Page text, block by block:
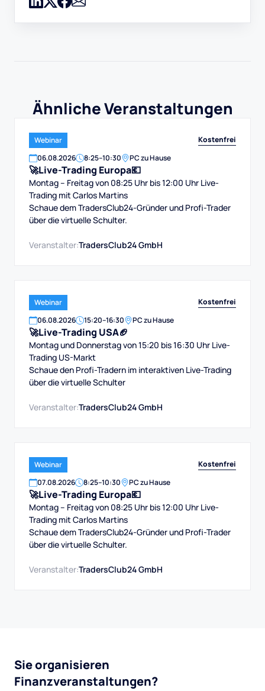
Ähnliche Veranstaltungen
Webinar
Kostenfrei
06.08.2026 8:25–10:30 PC zu Hause
🚀Live-Trading Europa💶
Montag – Freitag von 08:25 Uhr bis 12:00 Uhr Live-
Trading mit Carlos Martins
Schaue dem TradersClub24-Gründer und Profi-Trader
über die virtuelle Schulter.
Veranstalter:TradersClub24 GmbH
Webinar
Kostenfrei
06.08.2026 15:20–16:30 PC zu Hause
🚀Live-Trading USA🏈
Montag und Donnerstag von 15:20 bis 16:30 Uhr Live-
Trading US-Markt
Schaue den Profi-Tradern im interaktiven Live-Trading
über die virtuelle Schulter
Veranstalter:TradersClub24 GmbH
Webinar
Kostenfrei
07.08.2026 8:25–10:30 PC zu Hause
🚀Live-Trading Europa💶
Montag – Freitag von 08:25 Uhr bis 12:00 Uhr Live-
Trading mit Carlos Martins
Schaue dem TradersClub24-Gründer und Profi-Trader
über die virtuelle Schulter.
Veranstalter:TradersClub24 GmbH
Sie organisieren
Finanzveranstaltungen?